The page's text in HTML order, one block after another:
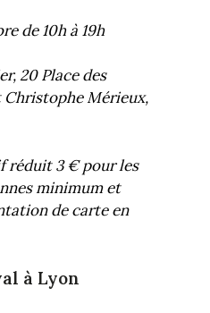
de 10h à 19h
20 Place des
Mérieux,
3 € pour les
minimum et
de carte en
à Lyon